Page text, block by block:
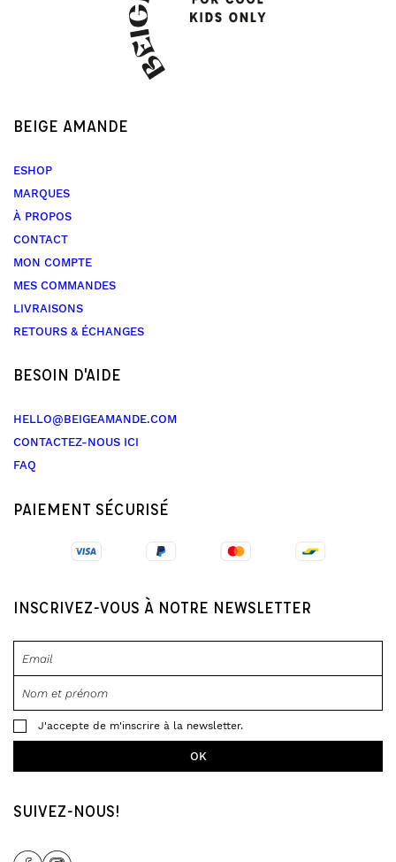
BEIGE AMANDE
ESHOP
MARQUES
À PROPOS
CONTACT
MON COMPTE
MES COMMANDES
LIVRAISONS
RETOURS & ÉCHANGES
BESOIN D'AIDE
HELLO@BEIGEAMANDE.COM
CONTACTEZ-NOUS ICI
FAQ
PAIEMENT SÉCURISÉ
INSCRIVEZ-VOUS À NOTRE NEWSLETTER
J'accepte de m'inscrire à la newsletter.
SUIVEZ-NOUS!